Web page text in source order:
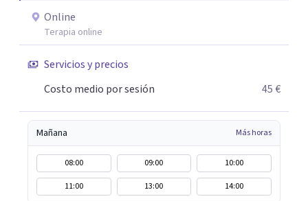
reúne los elementos que puedan ayudar de una manera
más rápida y eficaz a cada paciente. Dado que cuando uno
lo está pasando mal desea recuperarse cuanto antes,
siempre procuro que los tratamientos tengan la menor
duración posible, con el consiguiente ahorro de tiempo y
Online
Terapia online
Servicios y precios
Costo medio por sesión
45 €
Mañana Más horas
08:00 09:00
10:00
11:00
13:00 14:00